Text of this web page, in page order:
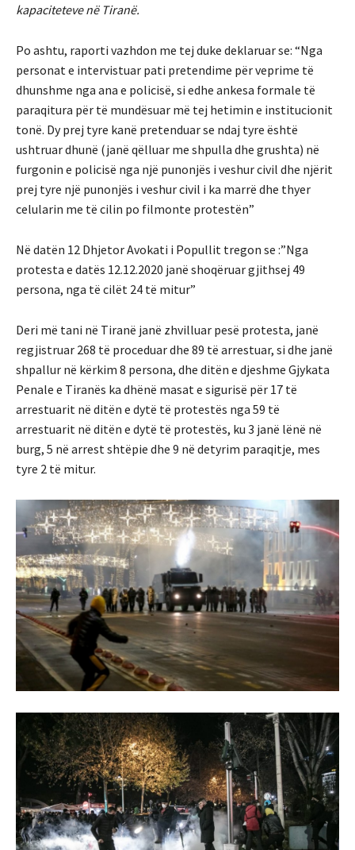
kapaciteteve në Tiranë.
Po ashtu, raporti vazhdon me tej duke deklaruar se: “Nga
personat e intervistuar pati pretendime për veprime të
dhunshme nga ana e policisë, si edhe ankesa formale të
paraqitura për të mundësuar më tej hetimin e institucionit
tonë. Dy prej tyre kanë pretenduar se ndaj tyre është
ushtruar dhunë (janë qëlluar me shpulla dhe grushta) në
furgonin e policisë nga një punonjës i veshur civil dhe njërit
prej tyre një punonjës i veshur civil i ka marrë dhe thyer
celularin me të cilin po filmonte protestën”
Në datën 12 Dhjetor Avokati i Popullit tregon se :”Nga
protesta e datës 12.12.2020 janë shoqëruar gjithsej 49
persona, nga të cilët 24 të mitur”
Deri më tani në Tiranë janë zhvilluar pesë protesta, janë
regjistruar 268 të proceduar dhe 89 të arrestuar, si dhe janë
shpallur në kërkim 8 persona, dhe ditën e djeshme Gjykata
Penale e Tiranës ka dhënë masat e sigurisë për 17 të
arrestuarit në ditën e dytë të protestës nga 59 të
arrestuarit në ditën e dytë të protestës, ku 3 janë lënë në
burg, 5 në arrest shtëpie dhe 9 në detyrim paraqitje, mes
tyre 2 të mitur.